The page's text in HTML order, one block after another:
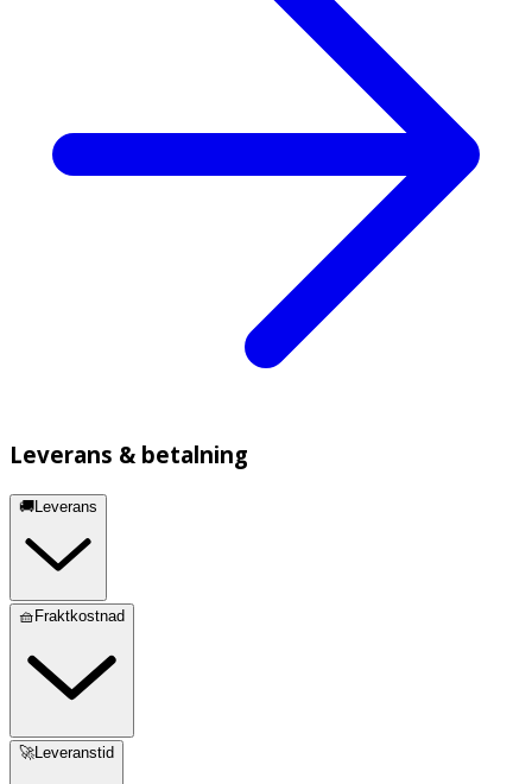
Leverans & betalning
🚚Leverans
🧺Fraktkostnad
🚀Leveranstid